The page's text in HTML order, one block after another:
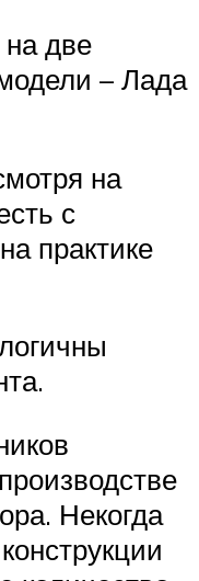
на две
– Лада
на
с
практике
Некогда